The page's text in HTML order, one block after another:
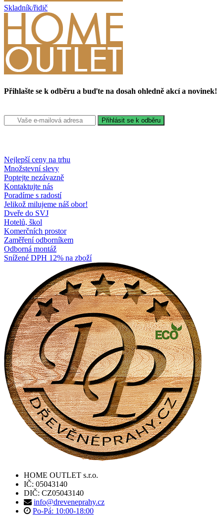
Skladník/řidič
Přihlašte se k odběru a buďte na dosah ohledně akcí a novinek!
Nejlepší ceny na trhu
Množstevní slevy
Poptejte nezávazně
Kontaktujte nás
Poradíme s radostí
Jelikož milujeme náš obor!
Dveře do SVJ
Hotelů, škol
Komerčních prostor
Zaměření odborníkem
Odborná montáž
Snížené DPH 12% na zboží
HOME OUTLET s.r.o.
IČ: 05043140
DIČ: CZ05043140
info@dreveneprahy.cz
Po-Pá: 10:00-18:00